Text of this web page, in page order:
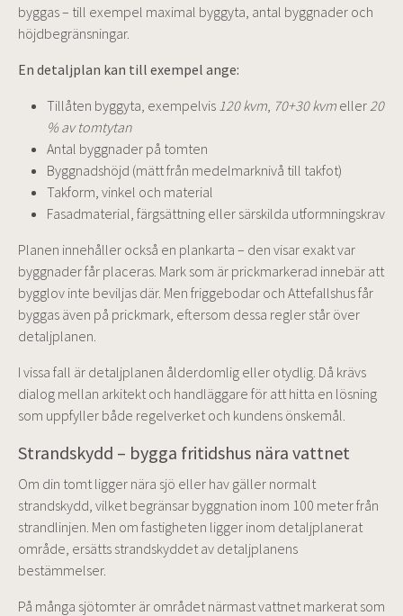
byggas – till exempel maximal byggyta, antal byggnader och
höjdbegränsningar.
En detaljplan kan till exempel ange:
Tillåten byggyta, exempelvis 120 kvm 70+30 kvm eller 20
% av tomtytan
Antal byggnader på tomten
Byggnadshöjd (mätt från medelmarknivå till takfot)
Takform, vinkel och material
Fasadmaterial, färgsättning eller särskilda utformningskrav
Planen innehåller också en plankarta – den visar exakt var
byggnader får placeras. Mark som är prickmarkerad innebär att
bygglov inte beviljas där. Men friggebodar och Attefallshus får
byggas även på prickmark, eftersom dessa regler står över
detaljplanen.
I vissa fall är detaljplanen ålderdomlig eller otydlig. Då krävs
dialog mellan arkitekt och handläggare för att hitta en lösning
som uppfyller både regelverket och kundens önskemål.
Strandskydd – bygga fritidshus nära vattnet
Om din tomt ligger nära sjö eller hav gäller normalt
strandskydd, vilket begränsar byggnation inom 100 meter från
strandlinjen. Men om fastigheten ligger inom detaljplanerat
område, ersätts strandskyddet av detaljplanens
bestämmelser.
På många sjötomter är området närmast vattnet markerat som